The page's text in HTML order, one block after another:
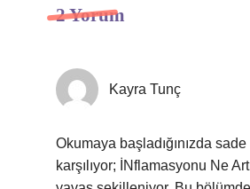
2 Yorum
Kayra Tunç
Okumaya başladığınızda
karşılıyor; İNflamasyonu Ne